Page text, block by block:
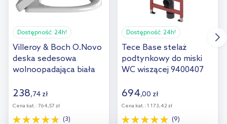
Dostępność: 24h!
Villeroy & Boch O.Novo
deska sedesowa
wolnoopadająca biała
238,74 zł
Cena kat.: 764,57 zł
(3)
Dostępność: 24h!
Tece Base stelaż
podtynkowy do miski
WC wiszącej 9400407
694,00 zł
Cena kat.: 1 173,42 zł
(9)